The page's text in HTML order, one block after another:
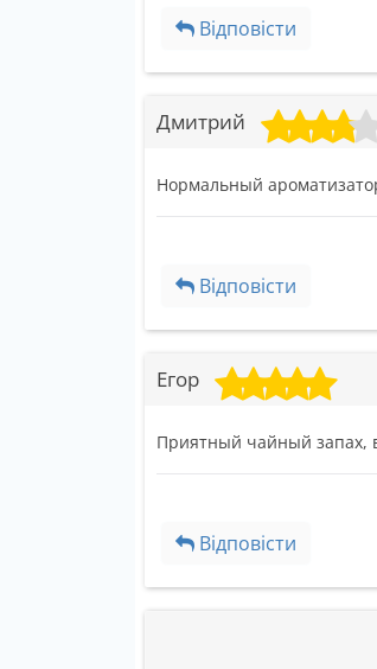
Відповісти
Дмитрий
Нормальный
Відповісти
Егор
Приятный чайный запах,
Відповісти